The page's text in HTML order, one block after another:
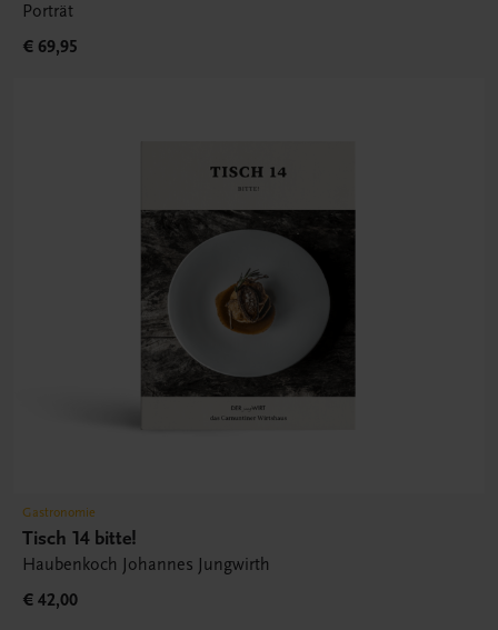
Porträt
€ 69,95
Gastronomie
Tisch 14 bitte!
Haubenkoch Johannes Jungwirth
€ 42,00